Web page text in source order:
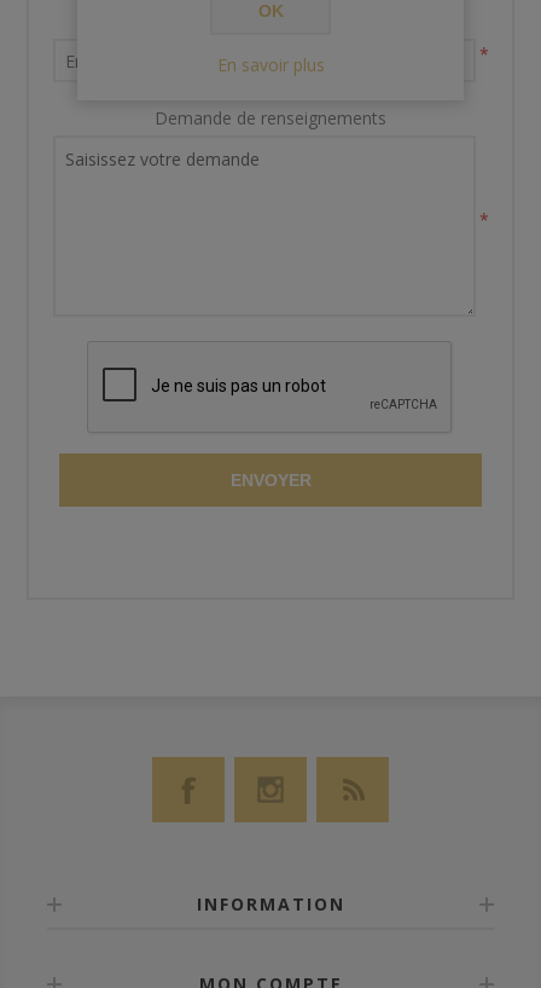
Votre adresse email
*
Demande de renseignements
*
ENVOYER
INFORMATION
OK
En savoir plus